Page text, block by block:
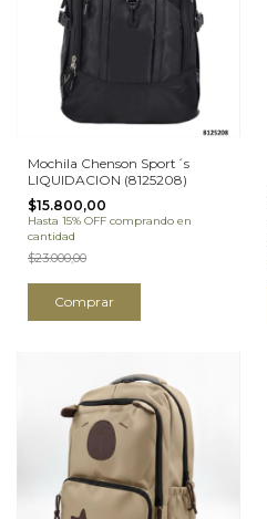
Mochila Chenson Sport´s
LIQUIDACION (8125208)
$15.800,00
Hasta 15% OFF comprando en
cantidad
$23.000,00
Comprar